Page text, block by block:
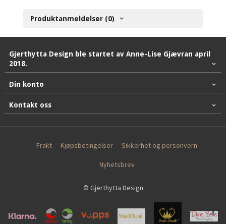
Produktanmeldelser (0)
Gjerthytta Design ble startet av Anne-Lise Gjævran april
2018.
Din konto
Kontakt oss
Frakt Kjøpsbetingelser Sikkerhet og personvern
Nyhetsbrev
© Gjerthytta Design